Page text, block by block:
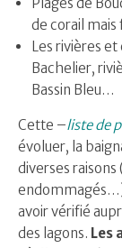
de corail
Les rivières et
Bachelier,
Bassin Bleu…
Cette –liste de
évoluer, la
diverses
avoir vérifié
des lagons. Les